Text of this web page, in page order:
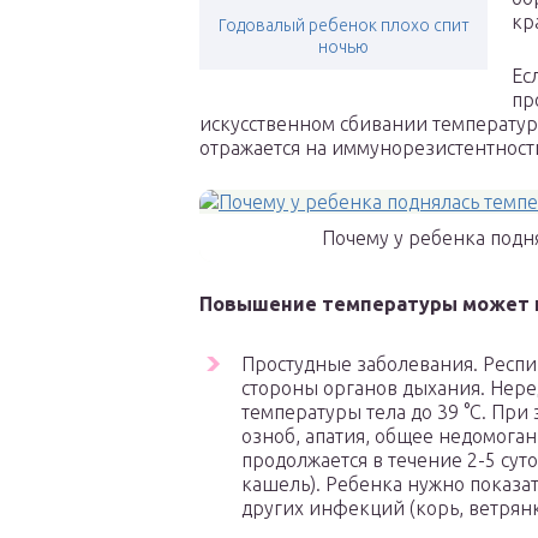
Годовалый ребенок плохо спит
ночью
искусственном сбивании
отражается на
Почему у ребенка
Повышение температуры может
Простудные заболевания.
стороны органов дыхания.
температуры тела до 39 °С. При
озноб, апатия, общее
продолжается в течение 2-5
кашель). Ребенка нужно
других инфекций (корь,